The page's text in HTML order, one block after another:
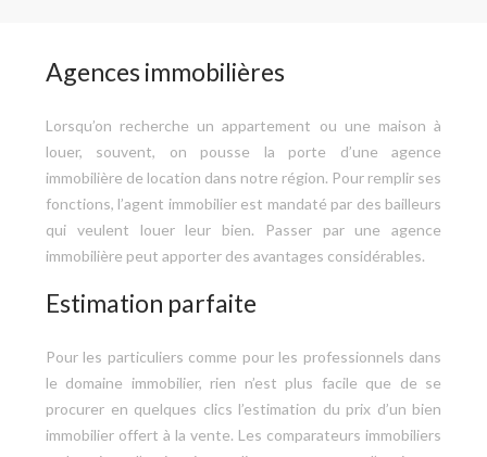
Agences immobilières
Lorsqu’on recherche un appartement ou une maison à
louer, souvent, on pousse la porte d’une agence
immobilière de location dans notre région. Pour remplir ses
fonctions, l’agent immobilier est mandaté par des bailleurs
qui veulent louer leur bien. Passer par une agence
immobilière peut apporter des avantages considérables.
Estimation parfaite
Pour les particuliers comme pour les professionnels dans
le domaine immobilier, rien n’est plus facile que de se
procurer en quelques clics l’estimation du prix d’un bien
immobilier offert à la vente. Les comparateurs immobiliers